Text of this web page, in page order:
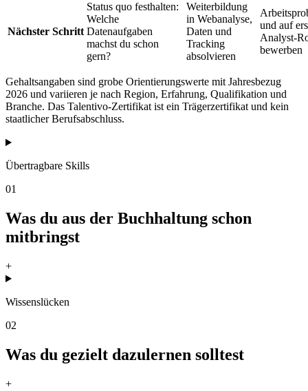
Nächster Schritt
Status quo festhalten:
Welche
Datenaufgaben
machst du schon
gern?
Weiterbildung
in Webanalyse,
Daten und
Tracking
absolvieren
und auf
Analyst-
bewerben
Gehaltsangaben sind grobe Orientierungswerte mit Jahresbezug
2026 und variieren je nach Region, Erfahrung, Qualifikation und
Branche. Das Talentivo-Zertifikat ist ein Trägerzertifikat und kein
staatlicher Berufsabschluss.
Übertragbare Skills
01
Was du aus der Buchhaltung schon
mitbringst
+
Wissenslücken
02
Was du gezielt dazulernen solltest
+